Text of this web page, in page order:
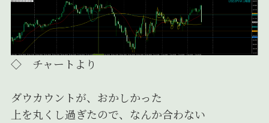
◇ チャートより
ダウカウントが、おかしかった
上を丸くし過ぎたので、なんか合わない